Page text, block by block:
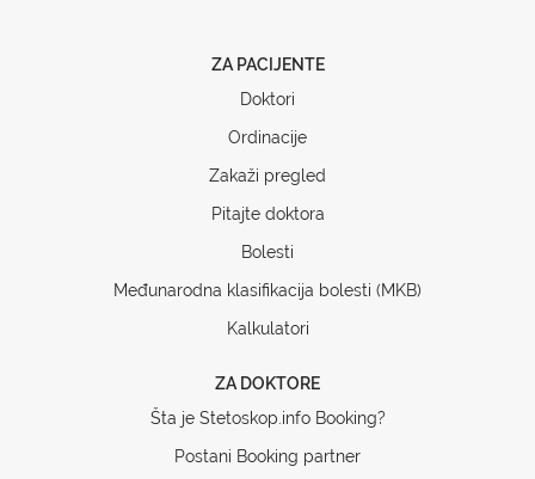
ZA PACIJENTE
Doktori
Ordinacije
Zakaži pregled
Pitajte doktora
Bolesti
Međunarodna klasifikacija bolesti (MKB)
Kalkulatori
ZA DOKTORE
Šta je Stetoskop.info Booking?
Postani Booking partner